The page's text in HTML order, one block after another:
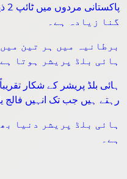
گنا زیادہ ہے۔
برطانیہ میں ہر تین
ہائی بلڈ پریشر ہوتا
ہائی بلڈ پریشر کے شکار
رہتے ہیں جب تک انہیں فالج
ہائی بلڈ پریشر دنیا
ہے۔